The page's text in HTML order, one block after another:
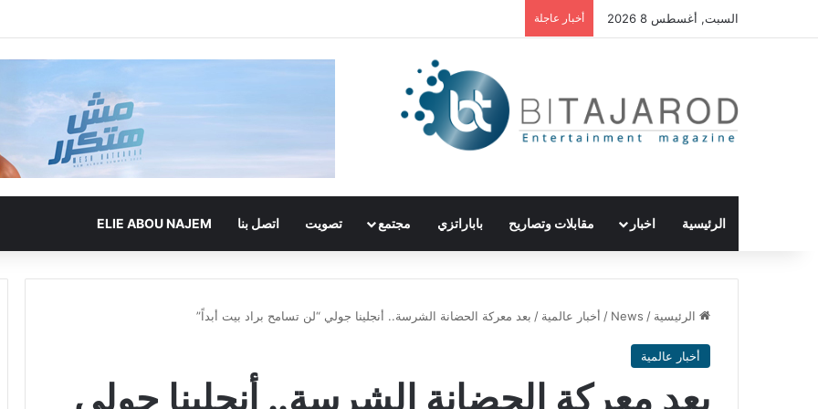
السبت, أغسطس 8 2026 أخبار عاجلة
الرئيسية اخبار مقابلات وتصاريح باباراتزي مجتمع تصويت اتصل بنا ELIE ABOU NAJEM
الرئيسية /
News
/ أخبار عالمية / بعد معركة الحضانة الشرسة.. أنجلينا جولي “لن تسامح براد بيت أبداً”
أخبار عالمية
بعد معركة الحضانة الشرسة.. أنجلينا جولي